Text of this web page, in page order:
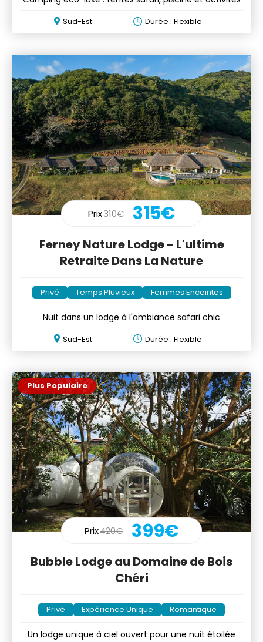
Sud-Est Durée : Flexible
Prix310€ 315€
Ferney Nature Lodge - L'ultime
Retraite Dans La Nature
Privé Temps Pluvieux Femmes Enceintes
Nuit dans un lodge à l'ambiance safari chic
Sud-Est Durée : Flexible
Plus Populaire
Prix420€ 399€
Bubble Lodge au Domaine de Bois
Chéri
Privé Expérience Unique Romantique
Un lodge unique à ciel ouvert pour une nuit étoilée